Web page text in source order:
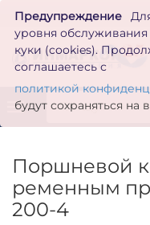
Предупреждение
уровня обслуживания
куки (cookies).
соглашаетесь с
политикой
будут сохраняться
Поршневой
ременным
200-4